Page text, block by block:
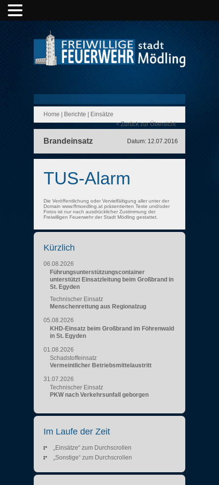
Home Berichte
Einsätze
< Zurück zur Übersicht
Brandeinsatz Datum: 12.07.2016
TUS-Alarm
Die Veröffentlichung oder Vervielfältigung aller unter der
Domain www.ffmoedling.at präsentierten Texte und/oder
Fotos ist nur nach ausdrücklicher Zustimmung der
Freiwilligen Feuerwehr der Stadt Mödling gestattet.
Kürzlich
06.08.2026
Führungsunterstützungscontainer
unterstützt Einsatzleitung beim Großbrand in
St. Egyden
Technischer Einsatz
Menschenrettung aus Regionalzug
05.08.2026
KHD-Einsatz beim Großbrand im Föhrenwald
in St. Egyden
01.08.2026
Schadstoffeinsatz
Vermeintlicher Betriebsmittelaustritt
31.07.2026
Technischer Einsatz
PKW nach Verkehrsunfall geborgen
Im Laufe der Zeit
„Einsätze“ zum Durchscrollen
„Sonstige“ zum Durchscrollen